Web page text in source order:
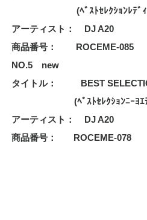
(ﾍﾞｽﾄｾﾚｸｼｮﾝﾚﾃﾞｨｶﾞｶ
アーティスト： DJ A20
商品番号： ROCEME-085
NO.5 new
タイトル： BEST
(ﾍﾞｽﾄｾﾚｸｼｮﾝﾆｰﾖｴﾃﾞ
アーティスト： DJ A20
商品番号： ROCEME-078